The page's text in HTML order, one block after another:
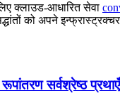
क्लाउड‑आधारित सेवा
को अपने
सर्वश्रेष्ठ प्रथाएँ